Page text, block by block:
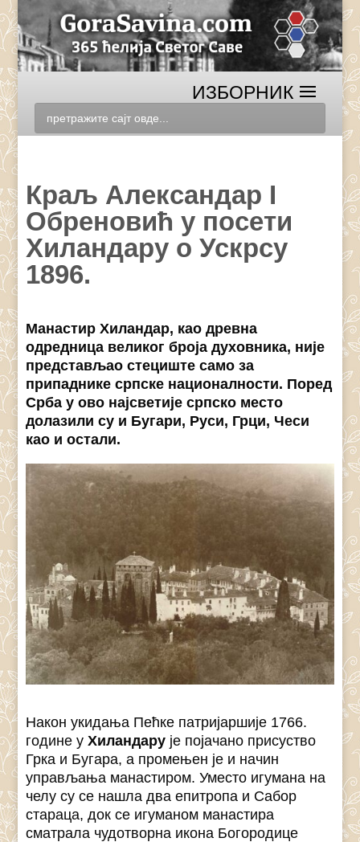
Краљ Александар I
Обреновић у посети
Хиландару о Ускрсу
1896.
Манастир Хиландар, као древна
одредница великог броја духовника, није
представљао стециште само за
припаднике српске националности. Поред
Срба у ово најсветије српско местo
долазили су и Бугари, Руси, Грци, Чеси
као и остали.
Након укидања Пећке патријаршије 1766.
године уХиландару је појачано присуство
Грка и Бугара, а промењен је и начин
управљања манастиром. Уместо игумана на
челу су се нашла два епитропа и Сабор
стараца, док се игуманом манастира
сматрала чудотворна икона Богородице